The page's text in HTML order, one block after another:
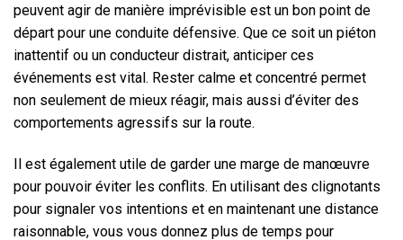
peuvent agir de manière imprévisible est un bon point de
départ pour une conduite défensive. Que ce soit un piéton
inattentif ou un conducteur distrait, anticiper ces
événements est vital. Rester calme et concentré permet
non seulement de mieux réagir, mais aussi d’éviter des
comportements agressifs sur la route.
Il est également utile de garder une marge de manœuvre
pour pouvoir éviter les conflits. En utilisant des clignotants
pour signaler vos intentions et en maintenant une distance
raisonnable, vous vous donnez plus de temps pour